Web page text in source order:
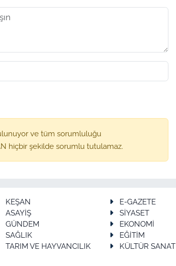
ve tüm sorumluluğu
hiçbir şekilde sorumlu tutulamaz.
KEŞAN
E-GAZETE
ASAYİŞ
SİYASET
GÜNDEM
EKONOMİ
SAĞLIK
EĞİTİM
TARIM VE HAYVANCILIK
KÜLTÜR SANAT